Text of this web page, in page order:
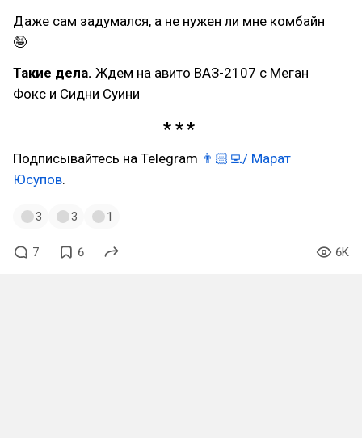
Даже сам задумался, а не нужен ли мне комбайн
🤪
Такие дела. Ждем на авито ВАЗ-2107 с Меган
Фокс и Сидни Суини
Подписывайтесь на Telegram 👨🏻‍💻/ Марат
Юсупов.
3 3 1
7 6 6K